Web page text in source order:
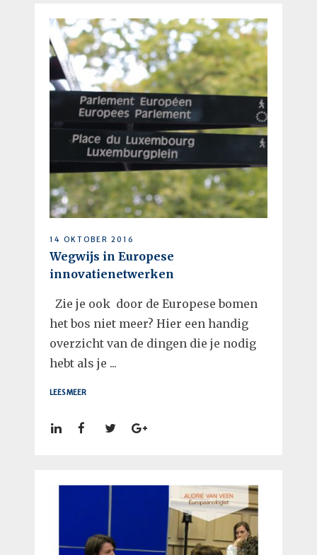
14 OKTOBER 2016
Wegwijs in Europese
innovatienetwerken
Zie je ook door de Europese bomen
het bos niet meer? Hier een handig
overzicht van de dingen die je nodig
hebt als je ...
LEES MEER